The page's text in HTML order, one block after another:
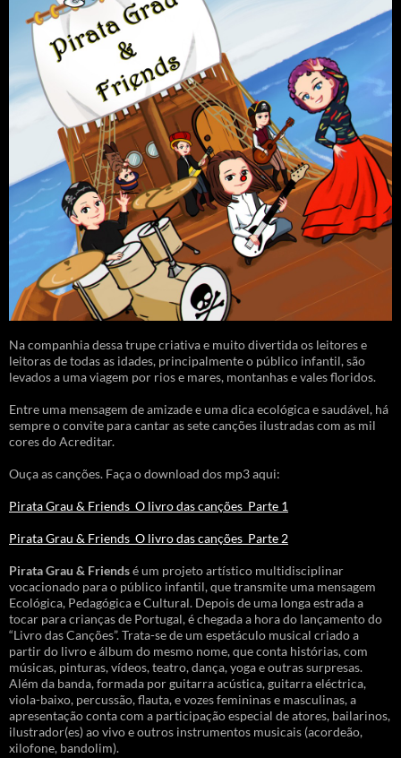
Na companhia dessa trupe criativa e muito divertida os leitores e
leitoras de todas as idades, principalmente o público infantil, são
levados a uma viagem por rios e mares, montanhas e vales floridos.
Entre uma mensagem de amizade e uma dica ecológica e saudável, há
sempre o convite para cantar as sete canções ilustradas com as mil
cores do Acreditar.
Ouça as canções. Faça o download dos mp3 aqui:
Pirata Grau & Friends_O livro das canções_Parte 1
Pirata Grau & Friends_O livro das canções_Parte 2
Pirata Grau & Friendsé um projeto artístico multidisciplinar
vocacionado para o público infantil, que transmite uma mensagem
Ecológica, Pedagógica e Cultural. Depois de uma longa estrada a
tocar para crianças de Portugal, é chegada a hora do lançamento do
“Livro das Canções”. Trata-se de um espetáculo musical criado a
partir do livro e álbum do mesmo nome, que conta histórias, com
músicas, pinturas, vídeos, teatro, dança, yoga e outras surpresas.
Além da banda, formada por guitarra acústica, guitarra eléctrica,
viola-baixo, percussão, flauta, e vozes femininas e masculinas, a
apresentação conta com a participação especial de atores, bailarinos,
ilustrador(es) ao vivo e outros instrumentos musicais (acordeão,
xilofone, bandolim).